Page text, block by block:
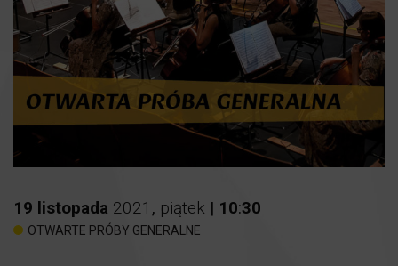
19 listopada 2021 , piątek | 10:30
OTWARTE PRÓBY GENERALNE